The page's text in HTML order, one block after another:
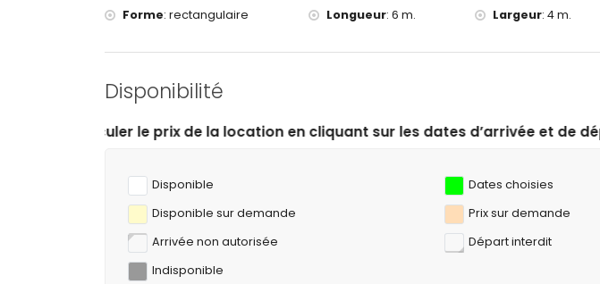
Forme: rectangulaire Longueur: 6 m. Largeur:4 m.
Disponibilité
de la location en cliquant sur les dates d’arrivée et de départ souhaitées !
Disponible
Dates choisies
Disponible sur demande
Prix ​​sur demande
Arrivée non autorisée
Départ interdit
Indisponible